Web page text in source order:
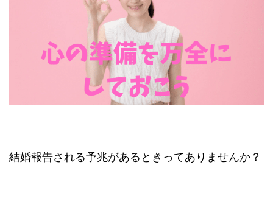
結婚報告される予兆があるときってありませんか？